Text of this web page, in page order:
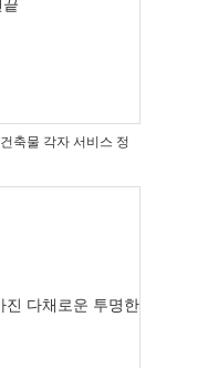
축물 각자 서비스 정